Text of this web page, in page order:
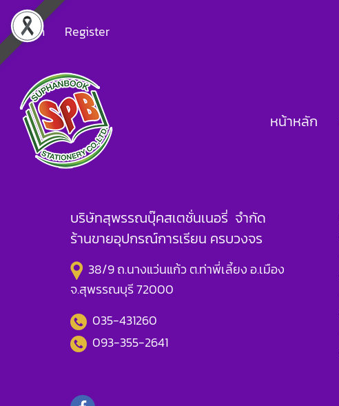
Login Register
หน้าหลัก
บริษัทสุพรรณบุ๊คสเตชั่นเนอรี่ จำกัด
ร้านขายอุปกรณ์การเรียน ครบวงจร
38/9 ถ.นางแว่นแก้ว ต.ท่าพี่เลี้ยง อ.เมือง
จ.สุพรรณบุรี 72000
035-431260
093-355-2641